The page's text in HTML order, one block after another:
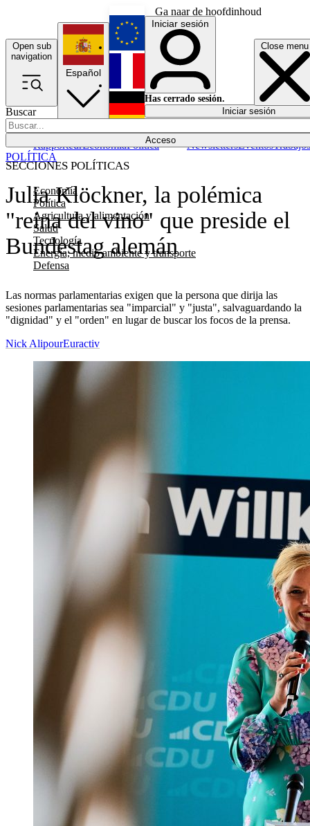
Ga naar de hoofdinhoud
Open sub
navigation
Close menu
Buscar
Acceso
SECCIONES POLÍTICAS
Economía
Política
Agricultura y alimentación
Salud
Tecnología
Energía, medio ambiente y transporte
Defensa
RapporteurEconomíaPolítica NewslettersEventosTrabajos
Español
English
Français
Iniciar sesión
Has cerrado sesión.
Iniciar sesión
Julia Klöckner, la polémica
"reina del vino" que preside el
Bundestag alemán
Las normas parlamentarias exigen que la persona que dirija las
sesiones parlamentarias sea "imparcial" y "justa", salvaguardando la
"dignidad" y el "orden" en lugar de buscar los focos de la prensa.
POLÍTICA
Nick AlipourEuractiv